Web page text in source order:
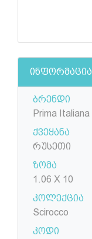
ინფორმაცია
ბრენდი
Prima Italiana
ქვეყანა
რუსეთი
ზომა
1.06 X 10
კოლექცია
Scirocco
კოდი